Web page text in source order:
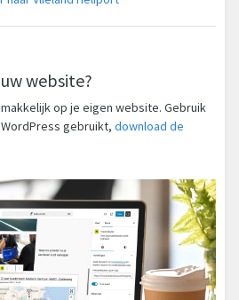
website?
op je eigen website. Gebruik
gebruikt, download de